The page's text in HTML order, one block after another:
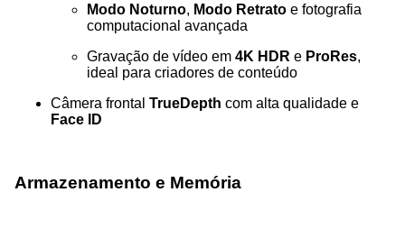
Modo Noturno, Modo Retrato e fotografia
computacional avançada
Gravação de vídeo em 4K HDR e ProRes,
ideal para criadores de conteúdo
Câmera frontal TrueDepth com alta qualidade e
Face ID
Armazenamento e Memória